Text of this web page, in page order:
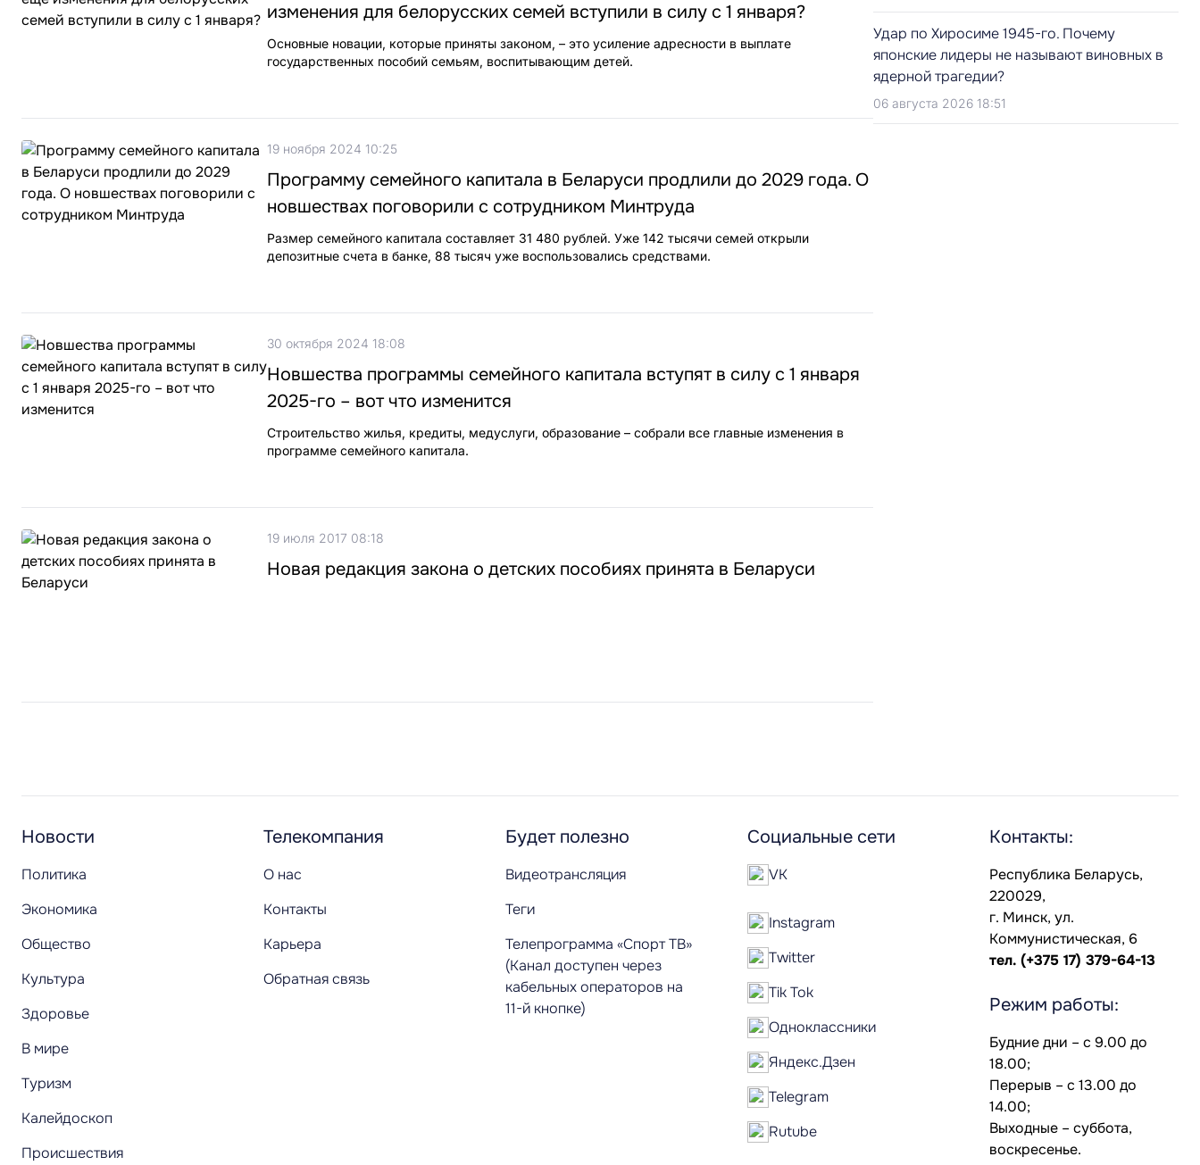
изменения для белорусских семей вступили в силу с 1 января?
Основные новации, которые приняты законом, – это усиление адресности в выплате
государственных пособий семьям, воспитывающим детей.
19 ноября 2024 10:25
Программу семейного капитала в Беларуси продлили до 2029 года. О
новшествах поговорили с сотрудником Минтруда
Размер семейного капитала составляет 31 480 рублей. Уже 142 тысячи семей открыли
депозитные счета в банке, 88 тысяч уже воспользовались средствами.
30 октября 2024 18:08
Новшества программы семейного капитала вступят в силу с 1 января
2025-го – вот что изменится
Строительство жилья, кредиты, медуслуги, образование – собрали все главные изменения в
программе семейного капитала.
19 июля 2017 08:18
Новая редакция закона о детских пособиях принята в Беларуси
Удар по Хиросиме 1945-го. Почему
японские лидеры не называют виновных в
ядерной трагедии?
06 августа 2026 18:51
Новости
Политика
Экономика
Общество
Культура
Здоровье
В мире
Туризм
Калейдоскоп
Происшествия
Телекомпания
О нас
Контакты
Карьера
Обратная связь
Будет полезно
Видеотрансляция
Теги
Телепрограмма «Спорт ТВ»
(Канал доступен через
кабельных операторов на
11-й кнопке)
Социальные сети
VK
Instagram
Twitter
Tik Tok
Одноклассники
Яндекс.Дзен
Telegram
Rutube
Контакты:
Республика Беларусь,
220029,
г. Минск, ул.
Коммунистическая, 6
тел. (+375 17) 379-64-13
Режим работы:
Будние дни – с 9.00 до
18.00;
Перерыв – с 13.00 до
14.00;
Выходные – суббота,
воскресенье.